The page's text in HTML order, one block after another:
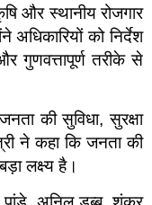
और स्थानीय रोजगार
अधिकारियों को निर्देश
गुणवत्तापूर्ण तरीके से
की सुविधा, सुरक्षा
ने कहा कि जनता की
लक्ष्य है।